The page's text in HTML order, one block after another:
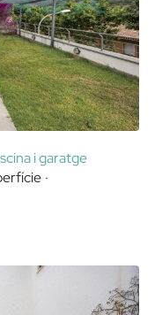
i garatge